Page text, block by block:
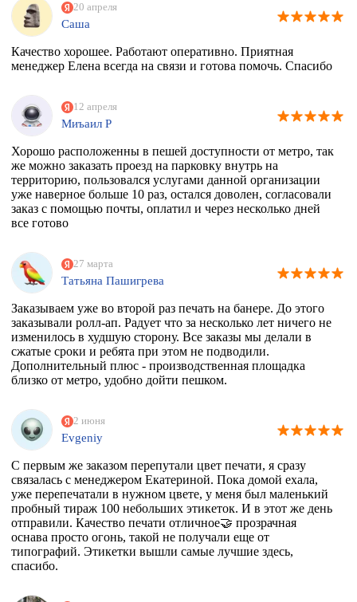
20 апреля
Саша
Качество хорошее. Работают оперативно. Приятная
менеджер Елена всегда на связи и готова помочь. Спасибо
12 апреля
Миъаил Р
Хорошо расположенны в пешей доступности от метро, так
же можно заказать проезд на парковку внутрь на
территорию, пользовался услугами данной организации
уже наверное больше 10 раз, остался доволен, согласовали
заказ с помощью почты, оплатил и через несколько дней
все готово
27 марта
Татьяна Пашигрева
Заказываем уже во второй раз печать на банере. До этого
заказывали ролл-ап. Радует что за несколько лет ничего не
изменилось в худшую сторону. Все заказы мы делали в
сжатые сроки и ребята при этом не подводили.
Дополнительный плюс - производственная площадка
близко от метро, удобно дойти пешком.
2 июня
Evgeniy
С первым же заказом перепутали цвет печати, я сразу
связалась с менеджером Екатериной. Пока домой ехала,
уже перепечатали в нужном цвете, у меня был маленький
пробный тираж 100 небольших этикеток. И в этот же день
отправили. Качество печати отличное🤝 прозрачная
оснава просто огонь, такой не получали еще от
типографий. Этикетки вышли самые лучшие здесь,
спасибо.